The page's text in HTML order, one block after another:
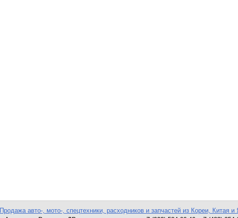
Продажа авто-, мото-, спецтехники, расходников и запчастей из Кореи, Китая и